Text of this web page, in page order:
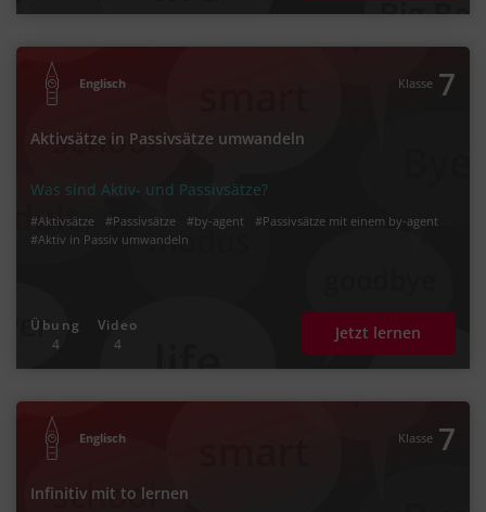
Englisch Klasse 7
Aktivsätze in Passivsätze umwandeln
Was sind Aktiv- und Passivsätze?
#Aktivsätze #Passivsätze #by-agent
#Passivsätze mit einem by-agent
#Aktiv in Passiv umwandeln
Übung
4
Video
4
Jetzt lernen
Englisch Klasse 7
Infinitiv mit to lernen